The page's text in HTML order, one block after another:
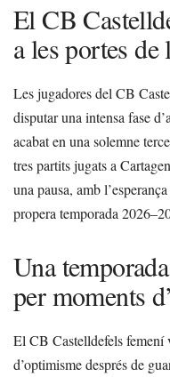
El CB
a les portes de
Les jugadores del CB
disputar una intensa fase
acabat en una solemne
tres partits jugats a
una pausa, amb
propera temporada
Una
per moments
El CB Castelldefels femení
d’optimisme després de